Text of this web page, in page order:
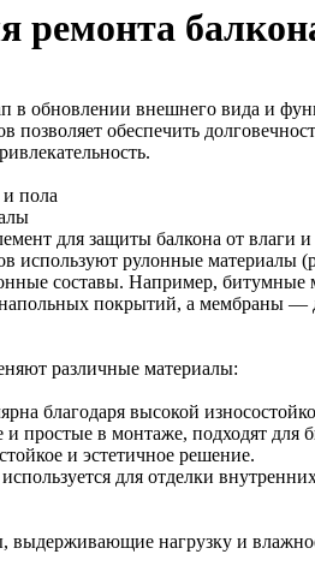
ремонта
в обновлении внешнего вида и
позволяет обеспечить
пола
для защиты балкона от влаги
используют рулонные материалы
составы. Например, битумные
покрытий, а мембраны —
различные материалы:
благодаря высокой
простые в монтаже, подходят для
и эстетичное решение.
для отделки
выдерживающие нагрузку и